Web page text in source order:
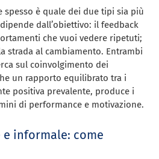
spesso è quale dei due tipi sia più
dall’obiettivo: il feedback
che vuoi vedere ripetuti;
strada al cambiamento. Entrambi
sul coinvolgimento dei
un rapporto equilibrato tra i
positiva prevalente, produce i
di performance e motivazione.
e informale: come